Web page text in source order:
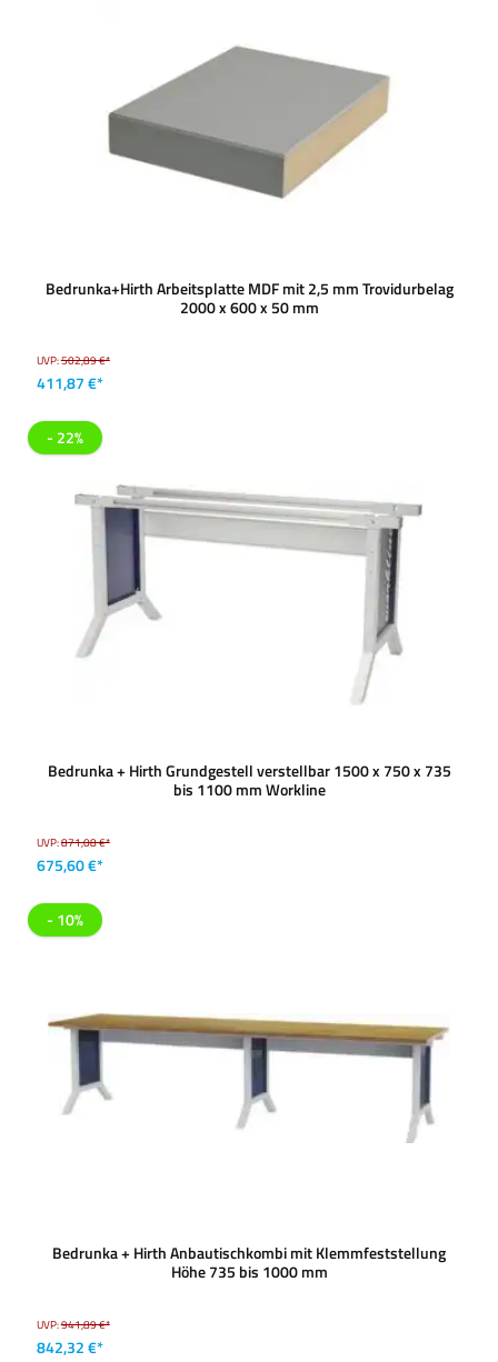
Bedrunka+Hirth Arbeitsplatte MDF mit 2,5 mm Trovidurbelag
2000 x 600 x 50 mm
UVP:502,89 €*
411,87 €*
- 22%
Bedrunka + Hirth Grundgestell verstellbar 1500 x 750 x 735
bis 1100 mm Workline
UVP:871,08 €*
675,60 €*
- 10%
Bedrunka + Hirth Anbautischkombi mit Klemmfeststellung
Höhe 735 bis 1000 mm
UVP:941,89 €*
842,32 €*